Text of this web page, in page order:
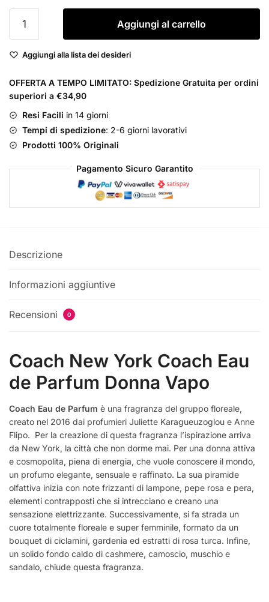
New
Coach
de
Parfum
Donna
quantità
Aggiungi al carrello
Aggiungi alla lista dei desideri
OFFERTA A TEMPO LIMITATO: Spedizione Gratuita per ordini
superiori a €34,90
Resi Facili in 14 giorni
Tempi di spedizione: 2-6 giorni lavorativi
Prodotti 100% Originali
Pagamento Sicuro Garantito
Descrizione
Informazioni aggiuntive
Recensioni 0
Coach New York Coach Eau
de Parfum Donna Vapo
Coach Eau de Parfum è una fragranza del gruppo floreale,
creato nel 2016 dai profumieri Juliette Karagueuzoglou e Anne
Flipo. Per la creazione di questa fragranza l’ispirazione arriva
da New York, la città che non dorme mai. Per una donna attiva
e cosmopolita, piena di energia, che vuole conoscere il mondo,
un profumo elegante, sensuale e raffinato. La sua piramide
olfattiva inizia con note frizzanti di lampone, pepe rosa e pera,
elementi contrapposti che si intrecciano e creano una
sensazione elettrizzante. Successivamente, si fa strada un
cuore totalmente floreale e super femminile, formato da un
bouquet di ciclamini, gardenia ed estratti di rosa turca. Infine,
un solido fondo caldo di cashmere, camoscio, muschio e
sandalo, chiude questa fragranza.